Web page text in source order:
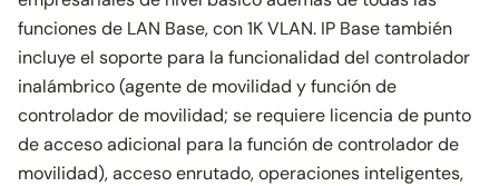
funciones de LAN Base, con 1K VLAN. IP Base también
incluye el soporte para la funcionalidad del controlador
inalámbrico (agente de movilidad y función de
controlador de movilidad; se requiere licencia de punto
de acceso adicional para la función de controlador de
movilidad), acceso enrutado, operaciones inteligentes,